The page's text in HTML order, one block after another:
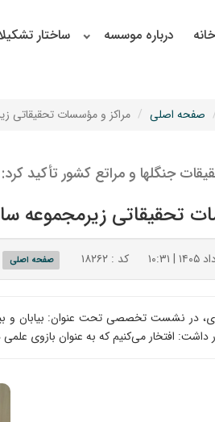
خانه درباره موسسه ساختار
صفحه اصلی مراکز و مؤسسات تحقیقاتی
جنگلها و مراتع کشور تأکید کرد:
تحقیقاتی زیرمجموعه
کد : ۱۸۲۶۲ صفحه اصلی
در نشست تخصصی تحت عنوان: بیابان و
داشت: افتخار می‌کنیم که به عنوان بازوی